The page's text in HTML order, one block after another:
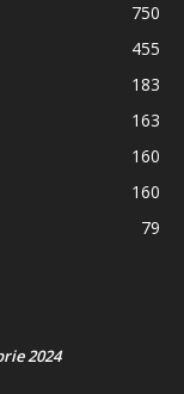
750
455
183
163
160
160
79
2024